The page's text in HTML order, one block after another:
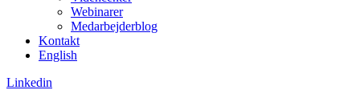
Webinarer
Medarbejderblog
Kontakt
English
Linkedin